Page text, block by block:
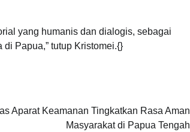
yang humanis dan dialogis, sebagai
Papua,” tutup Kristomei.{}
Aparat Keamanan Tingkatkan Rasa Aman
Masyarakat di Papua Tengah